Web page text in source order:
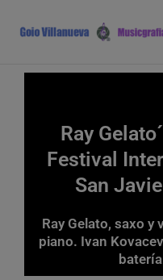
contenido
Ray
Festival
San
Ray Gelato, saxo y
piano. Ivan